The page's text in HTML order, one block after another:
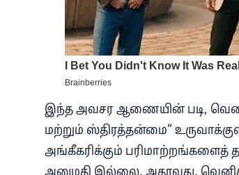
இந்த அவசர ஆணையின் படி,
மற்றும் ஸ்திரத்தன்மை”
அங்கீகரிக்கும் பரிமாற்றங்களைத்